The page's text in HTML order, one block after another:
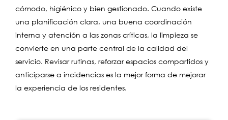
cómodo, higiénico y bien gestionado. Cuando existe
una planificación clara, una buena coordinación
interna y atención a las zonas críticas, la limpieza se
convierte en una parte central de la calidad del
servicio. Revisar rutinas, reforzar espacios compartidos y
anticiparse a incidencias es la mejor forma de mejorar
la experiencia de los residentes.